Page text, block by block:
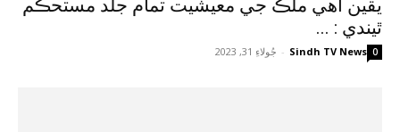
يقين آهي ملڪ جي معيشيت تمام جلد مستحڪم
ٿيندي : ...
Sindh TV News
- جُولاءِ 31, 2023 0